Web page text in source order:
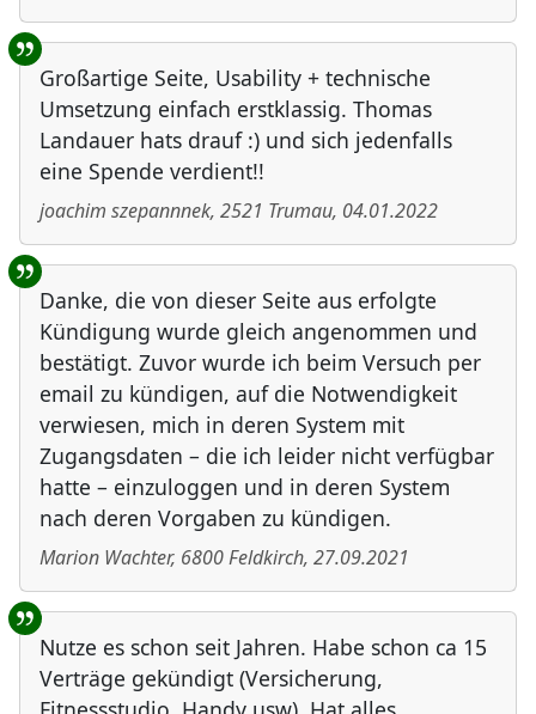
Großartige Seite, Usability + technische
Umsetzung einfach erstklassig. Thomas
Landauer hats drauf :) und sich jedenfalls
eine Spende verdient!!
joachim szepannnek, 2521 Trumau, 04.01.2022
Danke, die von dieser Seite aus erfolgte
Kündigung wurde gleich angenommen und
bestätigt. Zuvor wurde ich beim Versuch per
email zu kündigen, auf die Notwendigkeit
verwiesen, mich in deren System mit
Zugangsdaten – die ich leider nicht verfügbar
hatte – einzuloggen und in deren System
nach deren Vorgaben zu kündigen.
Marion Wachter, 6800Feldkirch, 27.09.2021
Nutze es schon seit Jahren. Habe schon ca 15
Verträge gekündigt (Versicherung,